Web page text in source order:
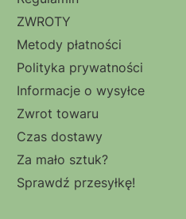
ZWROTY
Metody płatności
Polityka prywatności
Informacje o wysyłce
Zwrot towaru
Czas dostawy
Za mało sztuk?
Sprawdź przesyłkę!